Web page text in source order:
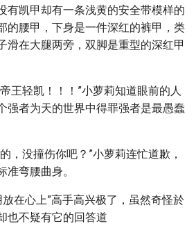
有凯甲却有一条浅黄的安全带模样的
的腰甲，下身是一件深红的裤甲，类
滑在大腿两旁，双脚是重型的深红甲
王轻凯！！！”小萝莉知道眼前的人
强者为天的世界中得罪强者是最愚蠢
，没撞伤你吧？”小萝莉连忙道歉，
弯腰曲身。
在心上”高手高兴极了，虽然奇怪於
也不疑有它的回答道